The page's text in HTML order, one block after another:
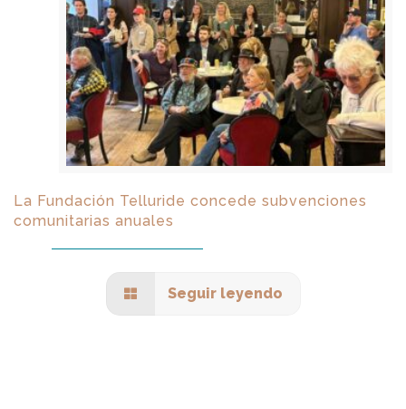
La Fundación Telluride concede subvenciones
comunitarias anuales
Seguir leyendo